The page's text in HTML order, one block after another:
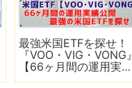
最強米国ETFを探せ！
『VOO・VIG・VONG』
【66ヶ月間の運用実績